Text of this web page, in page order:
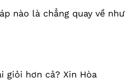
nào là chẳng quay về như
giỏi hơn cả? Xin Hòa